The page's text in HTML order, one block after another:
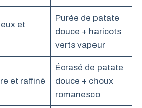
et
Purée de patate
douce + haricots
verts vapeur
et raffiné
Écrasé de patate
douce + choux
romanesco